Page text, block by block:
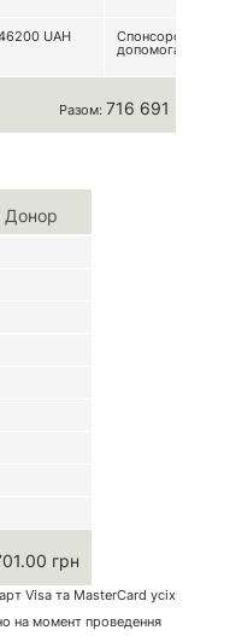
UAH Спонсорська
допомога
Разом: 716 691 грн
Донор
грн
Visa та MasterCard усіх
на момент проведення